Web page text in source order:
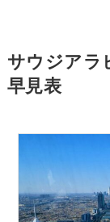
サウジアラ
早見表